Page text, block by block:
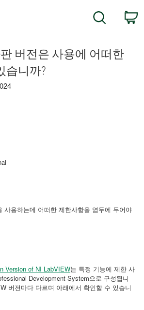
Search
판 버전은 사용에 어떠한
습니까?
사용하는데 어떠한 제한사항을 염두에 두어야
Version of NI LabVIEW는 특정 기능에 제한 사
Development System으로 구성됩니
버전마다 다르며 아래에서 확인할 수 있습니